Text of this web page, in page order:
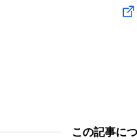
スポーツ・東京2020
この記事に